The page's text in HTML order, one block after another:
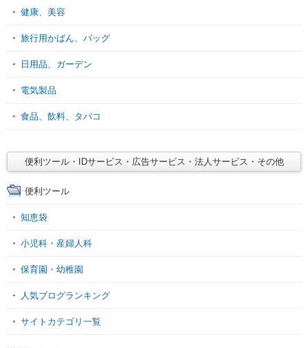
健康、美容
旅行用かばん、バッグ
日用品、ガーデン
電気製品
食品、飲料、タバコ
便利ツール・IDサービス・広告サービス・法人サービス・その他
便利ツール
知恵袋
小児科・産婦人科
保育園・幼稚園
人気ブログランキング
サイトカテゴリ一覧